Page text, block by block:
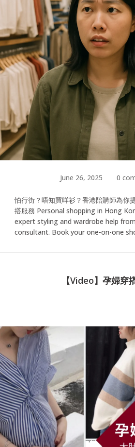
June 26, 2025 0
怕行街？唔知買咩衫？香港陪購師為你
搭服務 Personal shopping in Hong
expert styling and wardrobe help
consultant. Book your one-on-one
【Video】孕婦穿